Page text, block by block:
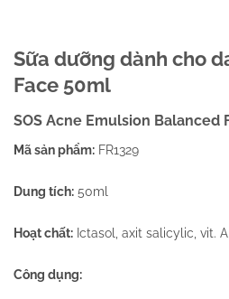
Sữa dưỡng dành cho
Face 50ml
SOS Acne Emulsion Balanced
Mã sản phẩm: FR1329
Dung tích: 50ml
Hoạt chất: Ictasol, axit salicylic, vit.
Công dụng: